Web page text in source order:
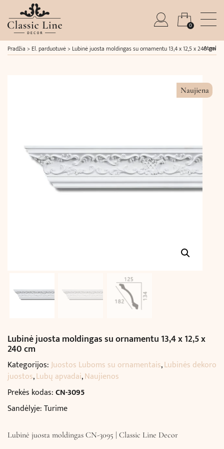
0
Pradžia > El. parduotuvė> Lubinė juosta moldingas su ornamentu 13,4 x 12,5 x 240 cm
Atgal
Naujiena
Lubinė juosta moldingas su ornamentu 13,4 x 12,5 x
240 cm
Kategorijos:Juostos Luboms su ornamentais,Lubinės dekoro
juostos,Lubų apvadai,Naujienos
Prekės kodas:CN-3095
Sandėlyje: Turime
Lubinė juosta moldingas CN-3095 | Classic Line Decor